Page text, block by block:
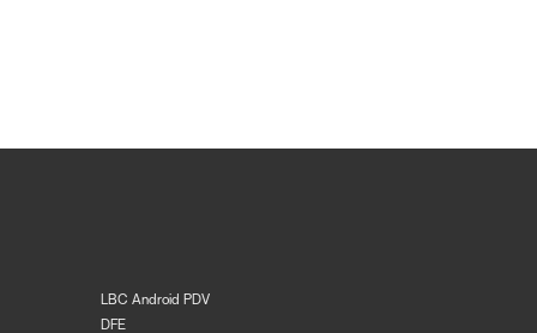
LBC Android PDV
DFE